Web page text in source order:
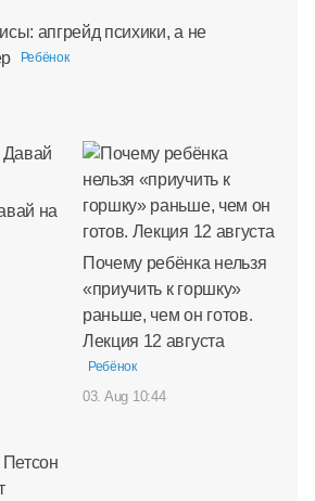
апгрейд психики, а не
Ребёнок
на
Почему ребёнка нельзя
«приучить к горшку»
раньше, чем он готов.
Лекция 12 августа
Ребёнок
03. Aug 10:44